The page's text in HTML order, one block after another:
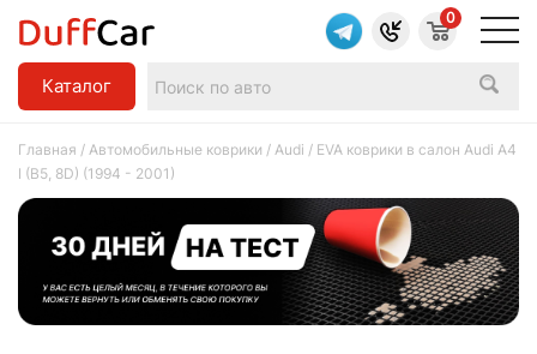
Каталог
0
Главная / Автомобильные коврики / Audi / EVA коврики в салон Audi A4
I (B5, 8D) (1994 - 2001)